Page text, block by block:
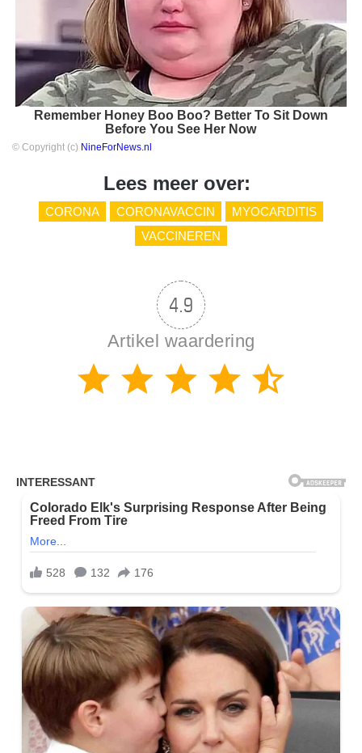
Remember Honey Boo Boo? Better To Sit Down
Before You See Her Now
© Copyright (c) NineForNews.nl
Lees meer over:
CORONA CORONAVACCIN
MYOCARDITIS
VACCINEREN
4.9
Artikel waardering